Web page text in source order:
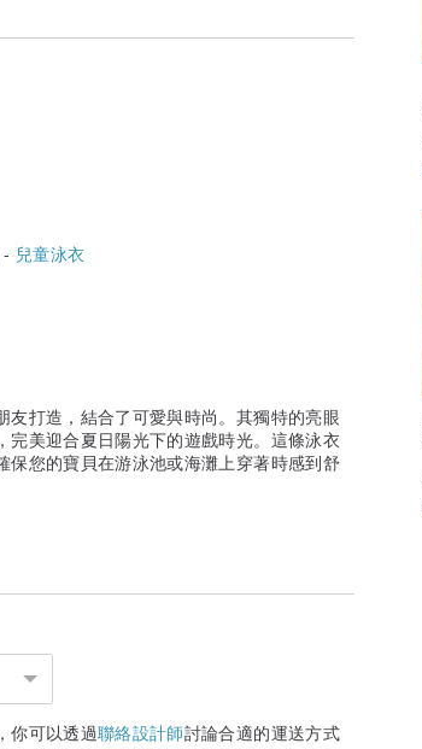
兒童泳衣
友打造，結合了可愛與時尚。其獨特的亮眼
完美迎合夏日陽光下的遊戲時光。這條泳衣
保您的寶貝在游泳池或海灘上穿著時感到舒
你可以透過聯絡設計師討論合適的運送方式